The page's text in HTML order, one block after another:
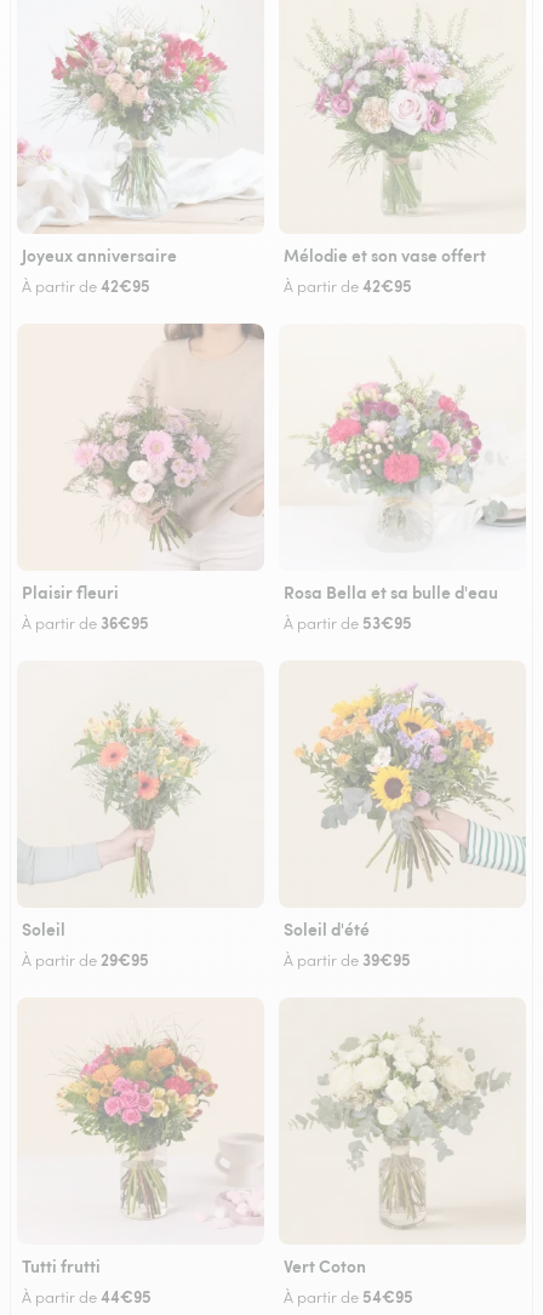
Joyeux anniversaire
À partir de42€95
Mélodie et son vase offert
À partir de42€95
Plaisir fleuri
À partir de 36€95
Rosa Bella et sa bulle d'eau
À partir de 53€95
Soleil
À partir de 29€95
Soleil d'été
À partir de 39€95
Tutti frutti
À partir de44€95
Vert Coton
À partir de 54€95